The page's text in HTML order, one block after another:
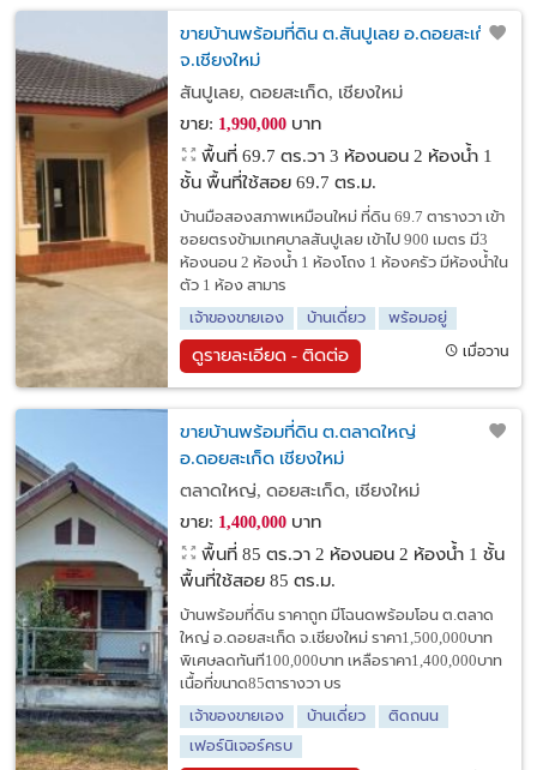
ขายบ้านพร้อมที่ดิน ต.สันปูเลย อ.ดอยสะเก็ด
จ.เชียงใหม่
สันปูเลย, ดอยสะเก็ด, เชียงใหม่
ขาย: 1,990,000บาท
พื้นที่ 69.7 ตร.วา 3 ห้องนอน 2 ห้องน้ำ 1
ชั้น พื้นที่ใช้สอย 69.7 ตร.ม.
บ้านมือสองสภาพเหมือนใหม่ ที่ดิน 69.7 ตารางวา เข้า
ซอยตรงข้ามเทศบาลสันปูเลย เข้าไป 900 เมตร มี3
ห้องนอน 2 ห้องน้ำ 1 ห้องโถง 1 ห้องครัว มีห้องน้ำใน
ตัว 1 ห้อง สามาร
เจ้าของขายเอง
บ้านเดี่ยว พร้อมอยู่
ดูรายละเอียด - ติดต่อ เมื่อวาน
ขายบ้านพร้อมที่ดิน ต.ตลาดใหญ่
อ.ดอยสะเก็ด เชียงใหม่
ตลาดใหญ่, ดอยสะเก็ด, เชียงใหม่
ขาย: 1,400,000บาท
พื้นที่ 85 ตร.วา 2 ห้องนอน 2 ห้องน้ำ 1 ชั้น
พื้นที่ใช้สอย 85 ตร.ม.
บ้านพร้อมที่ดิน ราคาถูก มีโฉนดพร้อมโอน ต.ตลาด
ใหญ่ อ.ดอยสะเก็ด จ.เชียงใหม่ ราคา1,500,000บาท
พิเศษลดทันที100,000บาท เหลือราคา1,400,000บาท
เนื้อที่ขนาด85ตารางวา บร
เจ้าของขายเอง
บ้านเดี่ยว
ติดถนน
เฟอร์นิเจอร์ครบ